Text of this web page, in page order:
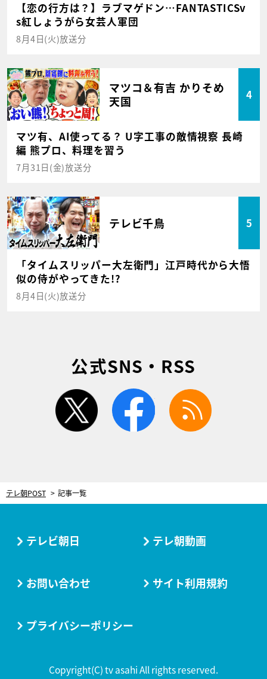
【恋の行方は？】ラブマゲドン…FANTASTICSv
s紅しょうがら女芸人軍団
8月4日(火)放送分
マツコ＆有吉 かりそめ
天国
4
マツ有、AI使ってる？ U字工事の敵情視察 長崎
編 熊プロ、料理を習う
7月31日(金)放送分
テレビ千鳥 5
「タイムスリッパー大左衛門」江戸時代から大悟
似の侍がやってきた!?
8月4日(火)放送分
公式SNS・RSS
twitter facebook
テレ朝POST 記事一覧
テレビ朝日 テレ朝動画
お問い合わせ サイト利用規約
プライバシーポリシー
Copyright(C) tv asahi All rights reserved.